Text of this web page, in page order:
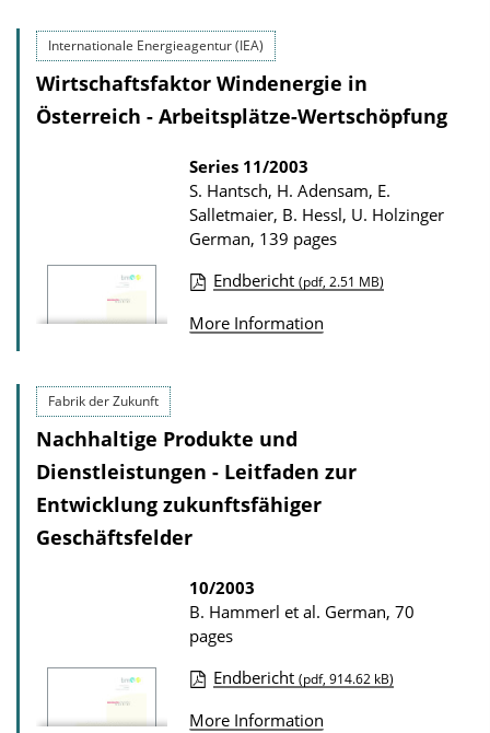
a
d
s
l
i
t
i
o
D
o
o
a
d
s
Internationale Energieagentur (IEA)
Wirtschaftsfaktor Windenergie in
Österreich - Arbeitsplätze-Wertschöpfung
Series 11/2003
S. Hantsch, H. Adensam, E.
Salletmaier, B. Hessl, U. Holzinger
German, 139 pages
u
i
a
o
n
D
o
Endbericht (pdf, 2.51 MB)
More Information
Fabrik der Zukunft
Nachhaltige Produkte und
Dienstleistungen - Leitfaden zur
Entwicklung zukunftsfähiger
Geschäftsfelder
10/2003
B. Hammerl et al. German, 70
pages
Endbericht (pdf, 914.62 kB)
More Information